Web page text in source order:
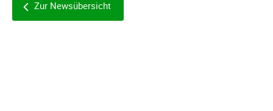
Zur Newsübersicht